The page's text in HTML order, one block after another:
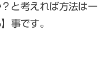
と考えれば方法は一
】事です。